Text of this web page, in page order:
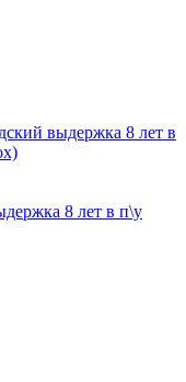
8 лет в п\у